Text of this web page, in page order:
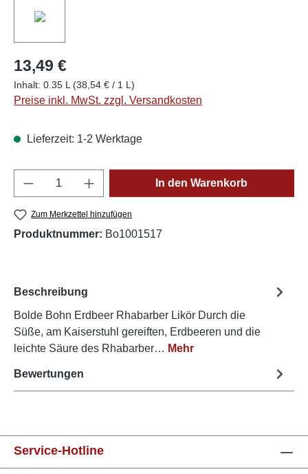
13,49 €
Inhalt: 0.35 L (38,54 € / 1 L)
Preise inkl. MwSt. zzgl. Versandkosten
Lieferzeit: 1-2 Werktage
Produkt Anzahl: Gib den gewünschten
In den Warenkorb
Zum Merkzettel hinzufügen
Produktnummer: Bo1001517
Beschreibung
Bolde Bohn Erdbeer Rhabarber Likör Durch die
Süße, am Kaiserstuhl gereiften, Erdbeeren und die
leichte Säure des Rhabarber… Mehr
Bewertungen
Service-Hotline